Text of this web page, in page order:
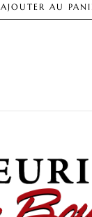
AJOUTER AU